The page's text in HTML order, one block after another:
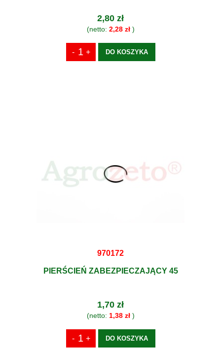
2,80 zł
(netto: 2,28 zł)
DO KOSZYKA
970172
PIERŚCIEŃ ZABEZPIECZAJĄCY 45
1,70 zł
(netto: 1,38 zł)
DO KOSZYKA